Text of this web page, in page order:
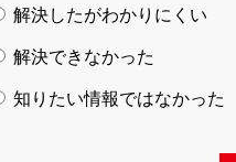
解決したがわかりにくい
解決できなかった
知りたい情報ではなかった